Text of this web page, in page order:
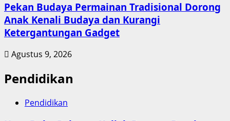
Pekan Budaya Permainan Tradisional Dorong
Anak Kenali Budaya dan Kurangi
Ketergantungan Gadget
Agustus 9, 2026
Pendidikan
Pendidikan